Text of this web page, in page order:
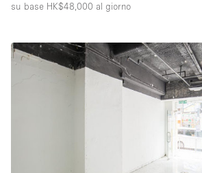
su base HK$48,000 al giorno